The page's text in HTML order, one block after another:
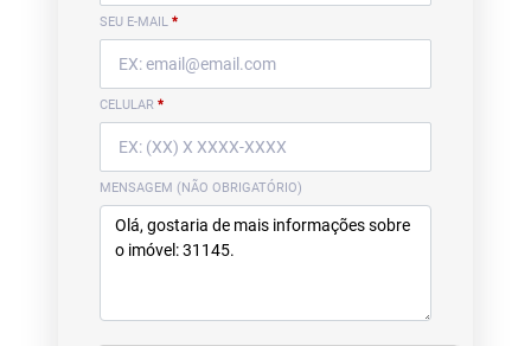
SEU E-MAIL *
CELULAR *
MENSAGEM (NÃO OBRIGATÓRIO)